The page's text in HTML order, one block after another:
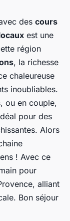
des cours
est une
région
, la richesse
chaleureuse
inoubliables.
ou en couple,
pour des
Alors
! Avec ce
pour
alliant
Bon séjour